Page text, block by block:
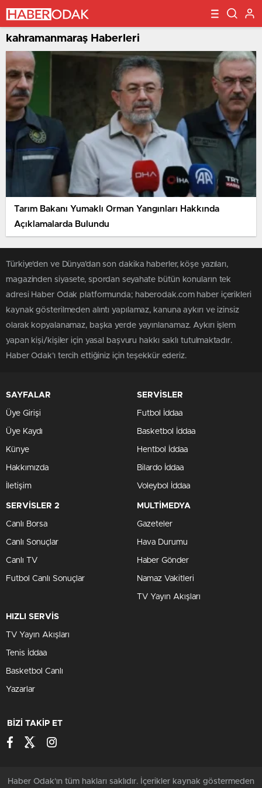
kahramanmaraş Haberleri
Tarım Bakanı Yumaklı Orman Yangınları Hakkında
Açıklamalarda Bulundu
Türkiye'den ve Dünya’dan son dakika haberler, köşe yazıları,
magazinden siyasete, spordan seyahate bütün konuların tek
adresi Haber Odak platformunda; haberodak.com haber içerikleri
kaynak gösterilmeden alıntı yapılamaz, kanuna aykırı ve izinsiz
olarak kopyalanamaz, başka yerde yayınlanamaz. Aykırı işlem
yapan kişi/kişiler için yasal başvuru hakkı saklı tutulmaktadır.
Haber Odak'ı tercih ettiğiniz için teşekkür ederiz.
SAYFALAR
Üye Girişi
Üye Kaydı
Künye
Hakkımızda
İletişim
SERVİSLER
Futbol İddaa
Basketbol İddaa
Hentbol İddaa
Bilardo İddaa
Voleybol İddaa
SERVİSLER 2
Canlı Borsa
Canlı Sonuçlar
Canlı TV
Futbol Canlı Sonuçlar
MULTİMEDYA
Gazeteler
Hava Durumu
Haber Gönder
Namaz Vakitleri
TV Yayın Akışları
HIZLI SERVİS
TV Yayın Akışları
Tenis İddaa
Basketbol Canlı
Yazarlar
BİZİ TAKİP ET
Haber Odak'ın tüm hakları saklıdır. İçerikler kaynak göstermeden